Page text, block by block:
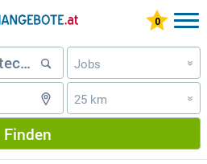
Jobs »
25 km »
Finden